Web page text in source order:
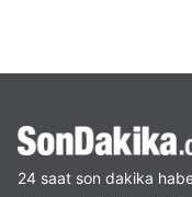
24 saat son dakika